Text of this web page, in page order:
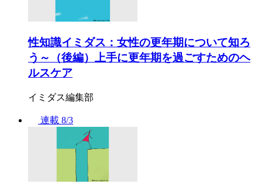
性知識イミダス：女性の更年期について知ろ
う～（後編）上手に更年期を過ごすためのヘ
ルスケア
イミダス編集部
連載 8/3